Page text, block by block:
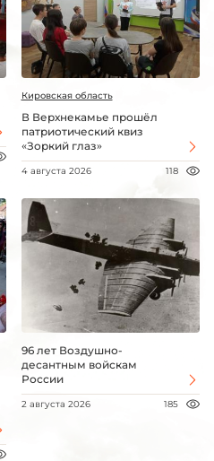
Кировская область
В Верхнекамье прошёл
патриотический квиз
«Зоркий глаз»
4 августа 2026 118
96 лет Воздушно-
десантным войскам
России
2 августа 2026 185